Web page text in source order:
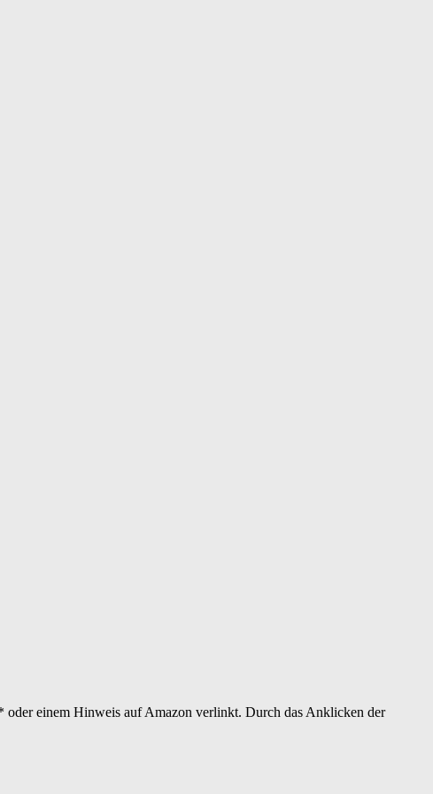
oder einem Hinweis auf Amazon verlinkt. Durch das Anklicken der